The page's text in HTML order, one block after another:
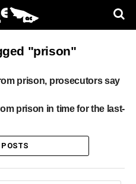
"prison"
prison, prosecutors say
prison in time for the last-
POSTS